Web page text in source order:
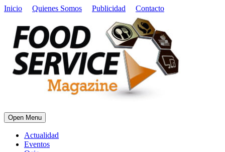
Inicio Quienes Somos Publicidad Contacto
Open Menu
Actualidad
Eventos